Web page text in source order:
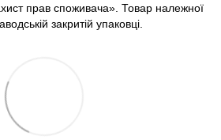
прав споживача». Товар належної
закритій упаковці.